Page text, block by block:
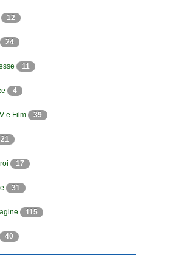
12
24
11
4
e Film 39
21
17
31
115
40